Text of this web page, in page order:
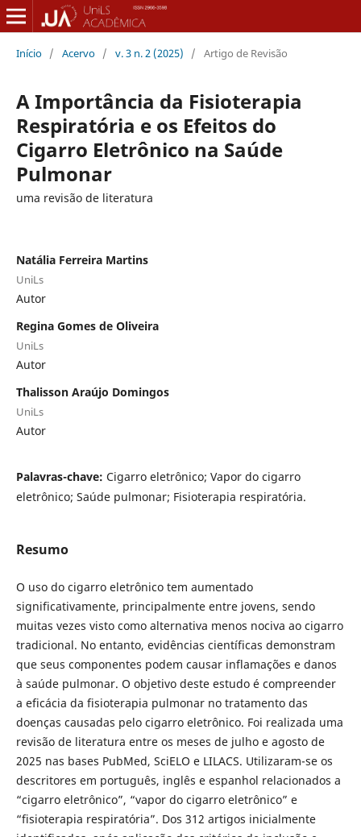
Início / Acervo / v. 3 n. 2 (2025) / Artigo de Revisão
A Importância da Fisioterapia
Respiratória e os Efeitos do
Cigarro Eletrônico na Saúde
Pulmonar
uma revisão de literatura
Natália Ferreira Martins
UniLs
Autor
Regina Gomes de Oliveira
UniLs
Autor
Thalisson Araújo Domingos
UniLs
Autor
Palavras-chave: Cigarro eletrônico; Vapor do cigarro
eletrônico; Saúde pulmonar; Fisioterapia respiratória.
Resumo
O uso do cigarro eletrônico tem aumentado
significativamente, principalmente entre jovens, sendo
muitas vezes visto como alternativa menos nociva ao cigarro
tradicional. No entanto, evidências científicas demonstram
que seus componentes podem causar inflamações e danos
à saúde pulmonar. O objetivo deste estudo é compreender
a eficácia da fisioterapia pulmonar no tratamento das
doenças causadas pelo cigarro eletrônico. Foi realizada uma
revisão de literatura entre os meses de julho e agosto de
2025 nas bases PubMed, SciELO e LILACS. Utilizaram-se os
descritores em português, inglês e espanhol relacionados a
“cigarro eletrônico”, “vapor do cigarro eletrônico” e
“fisioterapia respiratória”. Dos 312 artigos inicialmente